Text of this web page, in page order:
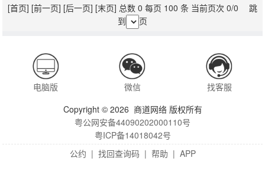
[首页] [前一页] [后一页] [末页] 总数 0 每页 100 条 当前页次 0/0 跳
到
页
电脑版 微信
找客服
Copyright © 2026 商道网络 版权所有
粤公网安备44090202000110号
粤ICP备14018042号
公约 | 找回查询码 | 帮助 | APP